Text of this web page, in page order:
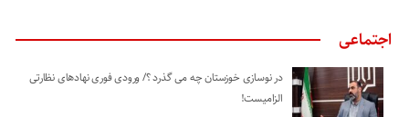
اجتماعی
در نوسازی خوزستان چه می گذرد ؟/ ورودی فوری نهادهای نظارتی
الزامیست!